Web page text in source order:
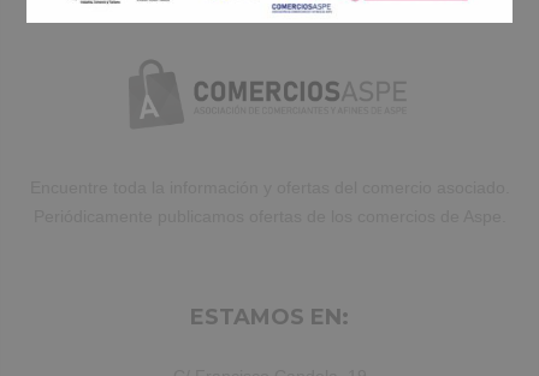
ut labore et dolore magna aliqua. Ut
exercitation ullamco laboris nisi ut
aliquip ex ea commodo consequat.
Duis aute irure dolor in reprehenderit.
ESTAMOS EN: